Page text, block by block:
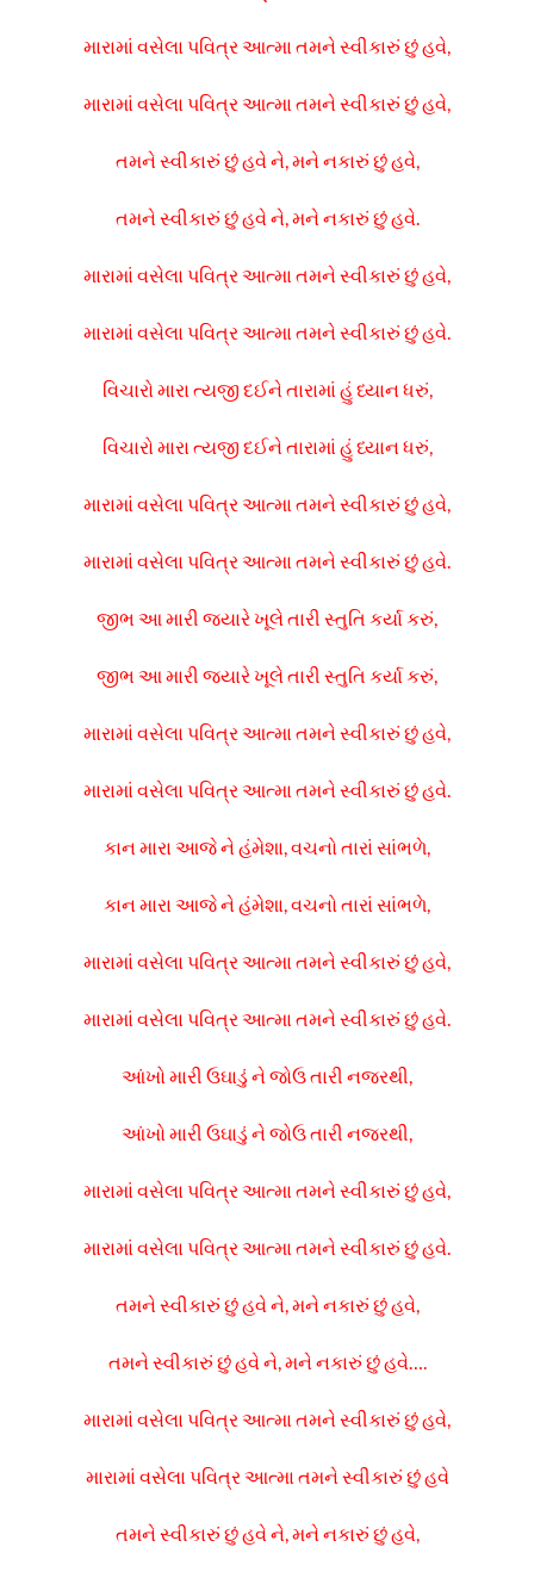
મારામાં વસેલા પવિત્ર આત્મા તમને સ્વીકારું છું હવે,
મારામાં વસેલા પવિત્ર આત્મા તમને સ્વીકારું છું હવે,
તમને સ્વીકારું છું હવે ને, મને નકારું છું હવે,
તમને સ્વીકારું છું હવે ને, મને નકારું છું હવે.
મારામાં વસેલા પવિત્ર આત્મા તમને સ્વીકારું છું હવે,
મારામાં વસેલા પવિત્ર આત્મા તમને સ્વીકારું છું હવે.
વિચારો મારા ત્યજી દઈને તારામાં હું ધ્યાન ધરું,
વિચારો મારા ત્યજી દઈને તારામાં હું ધ્યાન ધરું,
મારામાં વસેલા પવિત્ર આત્મા તમને સ્વીકારું છું હવે,
મારામાં વસેલા પવિત્ર આત્મા તમને સ્વીકારું છું હવે.
જીભ આ મારી જ્યારે ખૂલે તારી સ્તુતિ કર્યા કરું,
જીભ આ મારી જ્યારે ખૂલે તારી સ્તુતિ કર્યા કરું,
મારામાં વસેલા પવિત્ર આત્મા તમને સ્વીકારું છું હવે,
મારામાં વસેલા પવિત્ર આત્મા તમને સ્વીકારું છું હવે.
કાન મારા આજે ને હંમેશા, વચનો તારાં સાંભળે,
કાન મારા આજે ને હંમેશા, વચનો તારાં સાંભળે,
મારામાં વસેલા પવિત્ર આત્મા તમને સ્વીકારું છું હવે,
મારામાં વસેલા પવિત્ર આત્મા તમને સ્વીકારું છું હવે.
આંખો મારી ઉઘાડું ને જોઉ તારી નજરથી,
આંખો મારી ઉઘાડું ને જોઉ તારી નજરથી,
મારામાં વસેલા પવિત્ર આત્મા તમને સ્વીકારું છું હવે,
મારામાં વસેલા પવિત્ર આત્મા તમને સ્વીકારું છું હવે.
તમને સ્વીકારું છું હવે ને, મને નકારું છું હવે,
તમને સ્વીકારું છું હવે ને, મને નકારું છું હવે….
મારામાં વસેલા પવિત્ર આત્મા તમને સ્વીકારું છું હવે,
મારામાં વસેલા પવિત્ર આત્મા તમને સ્વીકારું છું હવે
તમને સ્વીકારું છું હવે ને, મને નકારું છું હવે,